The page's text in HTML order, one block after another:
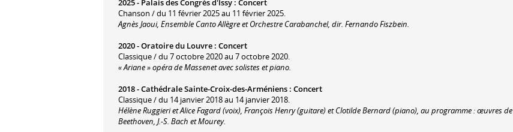
2025 - Palais des Congrès d'Issy : Concert
Chanson / du 11 février 2025 au 11 février 2025.
Agnès Jaoui, Ensemble Canto Allègre et Orchestre Carabanchel, dir. Fernando Fiszbein.
2020 -Oratoire du Louvre : Concert
Classique / du 7 octobre 2020 au 7 octobre 2020.
« Ariane » opéra de Massenet avec solistes et piano.
2018 -Cathédrale Sainte-Croix-des-Arméniens : Concert
Classique / du 14 janvier 2018 au 14 janvier 2018.
Hélène Ruggieri et Alice Fagard (voix), François Henry (guitare) et Clotilde Bernard (piano), au programme : œuvres de
Beethoven, J.-S. Bach et Mourey.